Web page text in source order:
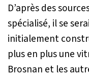
D’après des
spécialisé, il se
initialement
plus en plus une
Brosnan et les